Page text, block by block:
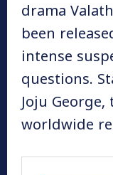
drama
been
intense
questions.
Joju
worldwide